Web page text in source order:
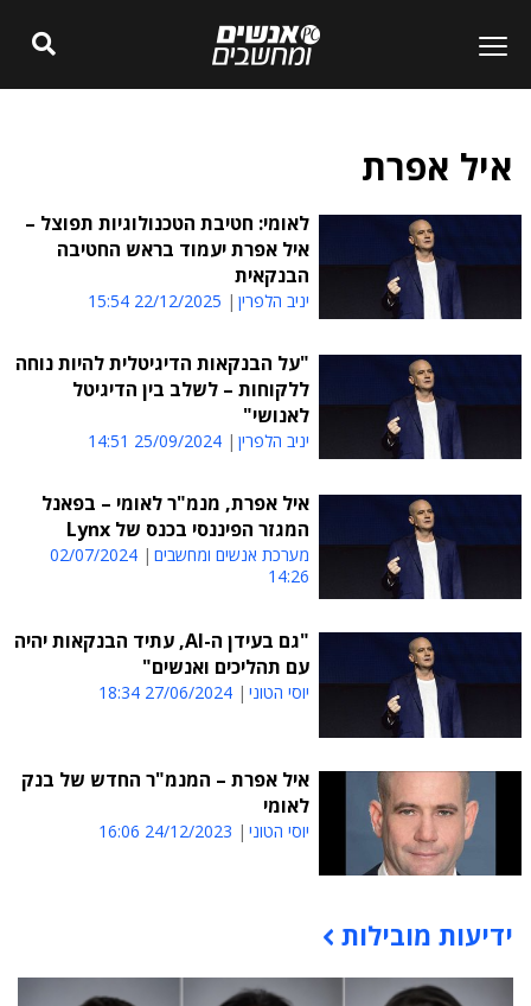
איל אפרת
לאומי: חטיבת הטכנולוגיות תפוצל –
איל אפרת יעמוד בראש החטיבה
הבנקאית
יניב הלפרין 22/12/2025 15:54
"על הבנקאות הדיגיטלית להיות נוחה
ללקוחות – לשלב בין הדיגיטל
לאנושי"
יניב הלפרין 25/09/2024 14:51
איל אפרת, מנמ"ר לאומי – בפאנל
המגזר הפיננסי בכנס של Lynx
מערכת אנשים ומחשבים
02/07/2024
14:26
"גם בעידן ה-AI, עתיד הבנקאות יהיה
עם תהליכים ואנשים"
יוסי הטוני 27/06/2024 18:34
איל אפרת – המנמ"ר החדש של בנק
לאומי
יוסי הטוני 24/12/2023 16:06
תוכן פרסומי
ידיעות מובילות